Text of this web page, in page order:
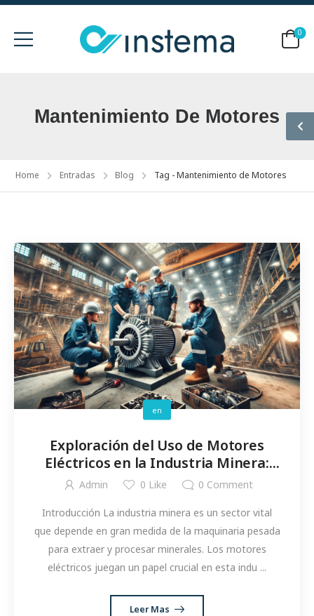
0
Mantenimiento De Motores
Home Entradas Blog Tag - Mantenimiento de Motores
en
Exploración del Uso de Motores
Eléctricos en la Industria Minera:
Casos de Estudio y Beneficios
Admin 0 Like 0 Comment
Introducción La industria minera es un sector vital
que depende en gran medida de la maquinaria pesada
para extraer y procesar minerales. Los motores
eléctricos juegan un papel crucial en esta indu ...
Leer Mas